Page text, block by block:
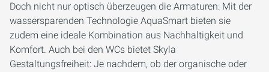
Doch nicht nur optisch überzeugen die Armaturen: Mit der
wassersparenden Technologie AquaSmart bieten sie
zudem eine ideale Kombination aus Nachhaltigkeit und
Komfort. Auch bei den WCs bietet Skyla
Gestaltungsfreiheit: Je nachdem, ob der organische oder